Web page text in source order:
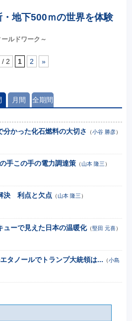
地下500ｍの世界を体験
ルドワーク～
/ 2 1 2 »
月間 全期間
分かった化石燃料の大切さ
（小谷 勝彦）
手この手の電力調達策（山本 隆三 ）
決 利点と欠点 （山本 隆三 ）
ューで見えた日本の温暖化（堅田 元喜）
タノールでトランプ大統領は... （小島